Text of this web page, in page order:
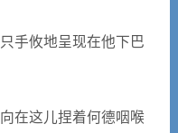
手攸地呈现在他下巴
在这儿捏着何德咽喉